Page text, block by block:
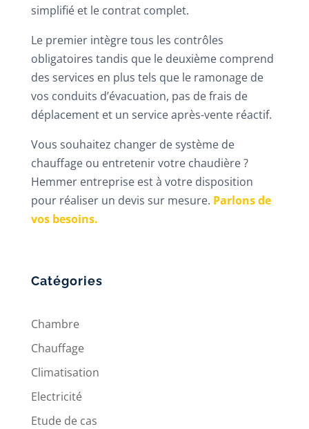
simplifié et le contrat complet.
Le premier intègre tous les contrôles
obligatoires tandis que le deuxième comprend
des services en plus tels que le ramonage de
vos conduits d’évacuation, pas de frais de
déplacement et un service après-vente réactif.
Vous souhaitez changer de système de
chauffage ou entretenir votre chaudière ?
Hemmer entreprise est à votre disposition
pour réaliser un devis sur mesure. Parlons de
vos besoins.
Catégories
Chambre
Chauffage
Climatisation
Electricité
Etude de cas